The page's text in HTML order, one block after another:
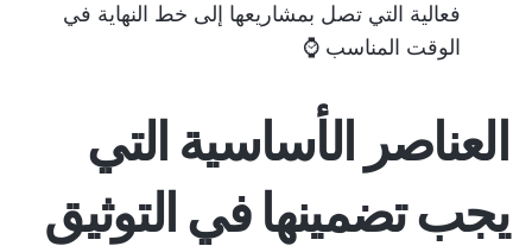
فعالية التي تصل بمشاريعها إلى خط النهاية في
الوقت المناسب ⌚
العناصر الأساسية التي
يجب تضمينها في التوثيق